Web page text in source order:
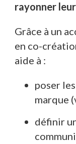
rayonner
Grâce à un
en co-
aide à :
poser
marque
définir